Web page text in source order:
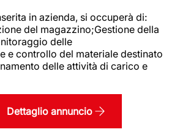
in azienda, si occuperà di:
del magazzino;Gestione della
delle
e controllo del materiale destinato
delle attività di carico e
Dettaglio annuncio